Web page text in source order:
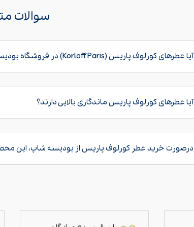
سوالات
آیا عطرهای کورلوف پاریس (Korloff Paris) در فروشگاه بودیسه اصل هستند؟
آیا عطرهای کورلوف پاریس ماندگاری بالایی دارند؟
در‌صورت خرید عطر کورلوف پاریس از بودیسه شاپ، این